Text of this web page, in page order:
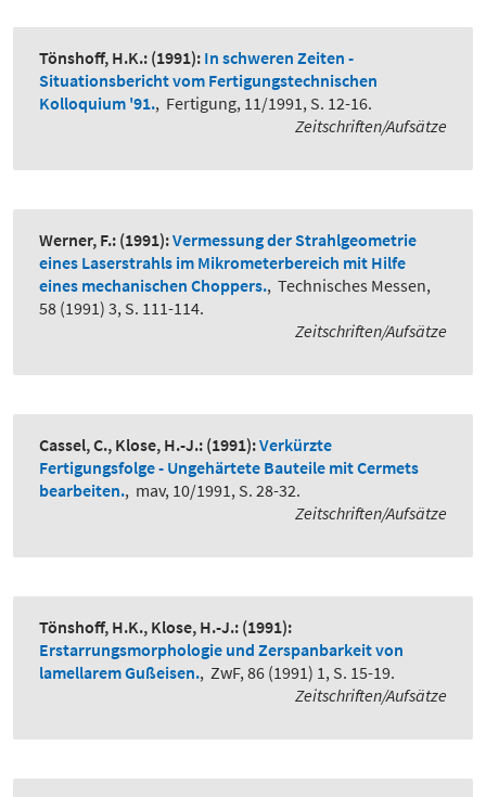
Tönshoff, H.K.: (1991): In schweren Zeiten -
Situationsbericht vom Fertigungstechnischen
Kolloquium '91., Fertigung, 11/1991, S. 12-16.
Zeitschriften/Aufsätze
Werner, F.: (1991):Vermessung der Strahlgeometrie
eines Laserstrahls im Mikrometerbereich mit Hilfe
eines mechanischen Choppers., Technisches Messen,
58 (1991) 3, S. 111-114.
Zeitschriften/Aufsätze
Cassel, C., Klose, H.-J.: (1991):Verkürzte
Fertigungsfolge - Ungehärtete Bauteile mit Cermets
bearbeiten., mav, 10/1991, S. 28-32.
Zeitschriften/Aufsätze
Tönshoff, H.K., Klose, H.-J.: (1991):
Erstarrungsmorphologie und Zerspanbarkeit von
lamellarem Gußeisen., ZwF, 86 (1991) 1, S. 15-19.
Zeitschriften/Aufsätze